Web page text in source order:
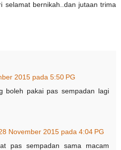
selamat bernikah..dan jutaan trima
2015 pada 5:50 PG
boleh pakai pas sempadan lagi
November 2015 pada 4:04 PG
pas sempadan sama macam